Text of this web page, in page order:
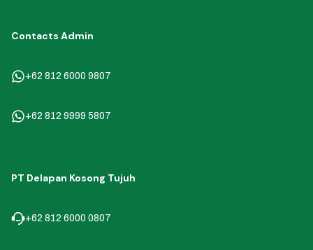
Contacts Admin
+62 812 6000 9807
+62 812 9999 5807
PT Delapan Kosong Tujuh
+62 812 6000 0807